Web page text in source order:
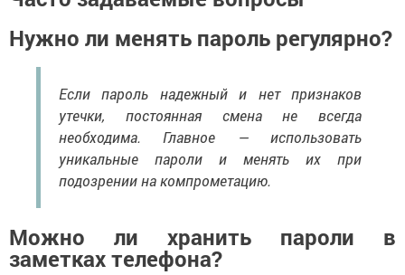
Нужно ли менять пароль регулярно?
Если пароль надежный и нет признаков
утечки, постоянная смена не всегда
необходима. Главное — использовать
уникальные пароли и менять их при
подозрении на компрометацию.
Можно ли хранить пароли в
заметках телефона?